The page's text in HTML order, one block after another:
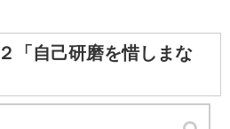
「自己研磨を惜しまな